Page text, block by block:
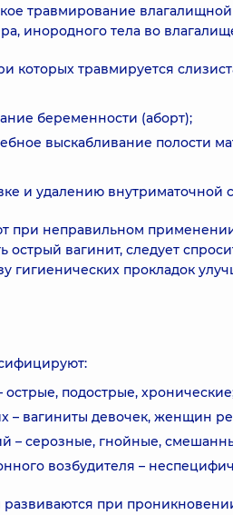
травмирование
инородного тела во
которых травмируется
беременности (аборт);
выскабливание полости
и удалению внутриматочной
при неправильном
острый вагинит, следует
гигиенических прокладок
острые, подострые,
– вагиниты девочек, женщин
– серозные, гнойные,
возбудителя –
при